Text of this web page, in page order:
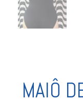
MAIÔ